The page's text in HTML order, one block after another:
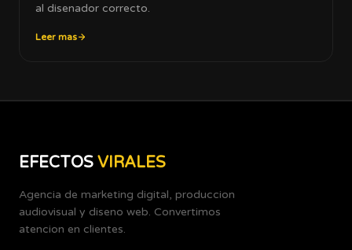
al disenador correcto.
Leer mas
EFECTOS VIRALES
Agencia de marketing digital, produccion
audiovisual y diseno web. Convertimos
atencion en clientes.